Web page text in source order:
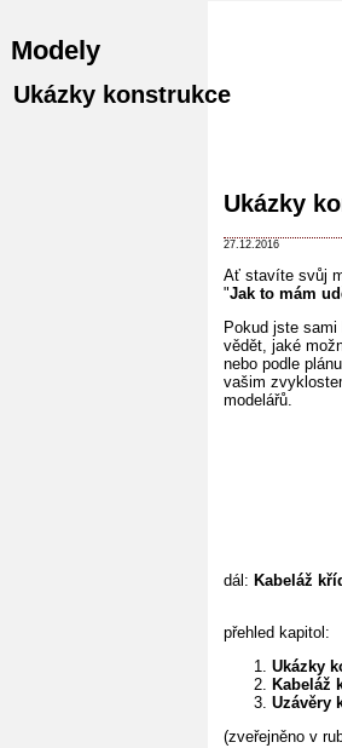
Modely
Ukázky konstrukce
Ukázky
27.12.2016
Ať stavíte svůj
"Jak to mám
Pokud jste
vědět, jaké
nebo podle
vašim
modelářů.
dál: Kabeláž
přehled kapitol:
Ukázky
Kabeláž
Uzávěry
(zveřejněno v